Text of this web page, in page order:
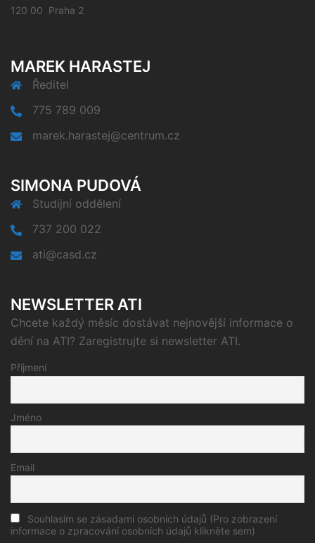
120 00 Praha 2
MAREK HARASTEJ
Ředitel
775 789 009
marek.harastej@centrum.cz
SIMONA PUDOVÁ
Studijní oddělení
737 200 022
ati@casd.cz
NEWSLETTER ATI
Chcete každý měsíc dostávat nejnovější informace o
dění na ATI? Zaregistrujte si newsletter ATI.
Příjmení
Jméno
Email
Souhlasím se zásadami osobních údajů (Pro zobrazení
informace o zpracování osobních údajů klikněte sem)